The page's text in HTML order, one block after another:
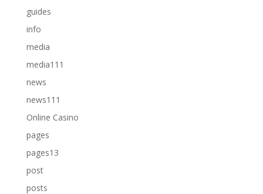
guides
info
media
media111
news
news111
Online Casino
pages
pages13
post
posts